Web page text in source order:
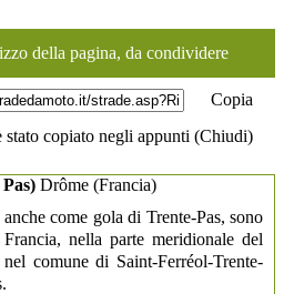
della pagina, da condividere
Copia
copiato negli appunti (Chiudi)
Drôme (Francia)
come gola di Trente-Pas, sono
nella parte meridionale del
comune di Saint-Ferréol-Trente-